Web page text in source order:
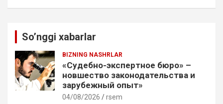
So’nggi xabarlar
BIZNING NASHRLAR
«Судебно-экспертное бюро» –
новшество законодательства и
зарубежный опыт»
04/08/2026 rsem